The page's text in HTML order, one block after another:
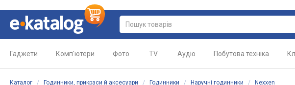
Гаджети Комп'ютери Фото TV Аудіо Побутова техніка
Каталог / Годинники, прикраси й аксесуари / Годинники / Наручні годинники / Nexxen